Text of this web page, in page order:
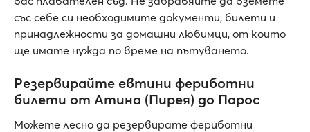
със себе си необходимите документи, билети и
принадлежности за домашни любимци, от които
ще имате нужда по време на пътуването.
Резервирайте евтини фериботни
билети от Атина (Пирея) до Парос
Можете лесно да резервирате фериботни